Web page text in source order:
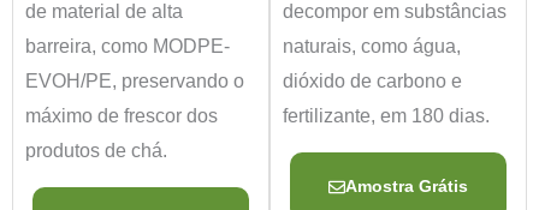
de material de alta
barreira, como MODPE-
EVOH/PE, preservando o
máximo de frescor dos
produtos de chá.
decompor em substâncias
naturais, como água,
dióxido de carbono e
fertilizante, em 180 dias.
Amostra Grátis